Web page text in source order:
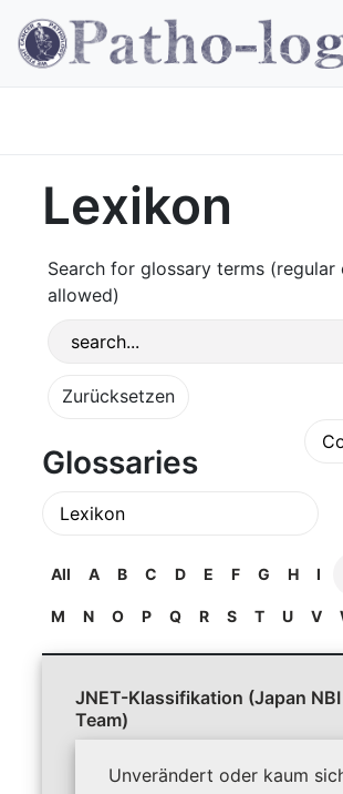
Lexikon
Search for glossary terms (regular
allowed)
Glossaries
All A B C D E F G H I
M N O P Q R S T U V
JNET-Klassifikation (Japan
Team)
Unverändert oder kaum